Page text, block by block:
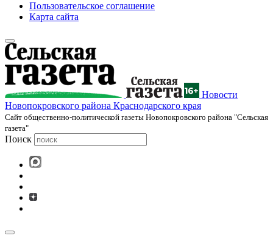
Пользовательское соглашение
Карта сайта
Новости
Новопокровского района Краснодарского края
Cайт общественно-политической газеты Новопокровского района "Сельская
газета"
Поиск